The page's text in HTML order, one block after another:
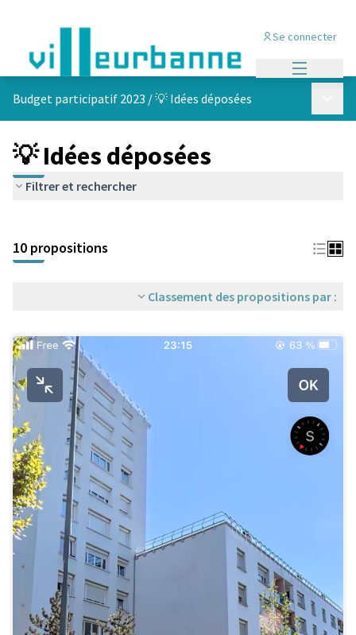
Se connecter
Budget participatif 2023 /💡 Idées déposées
💡 Idées déposées
Filtrer et rechercher
+
−
10 propositions
Classement des propositions par :